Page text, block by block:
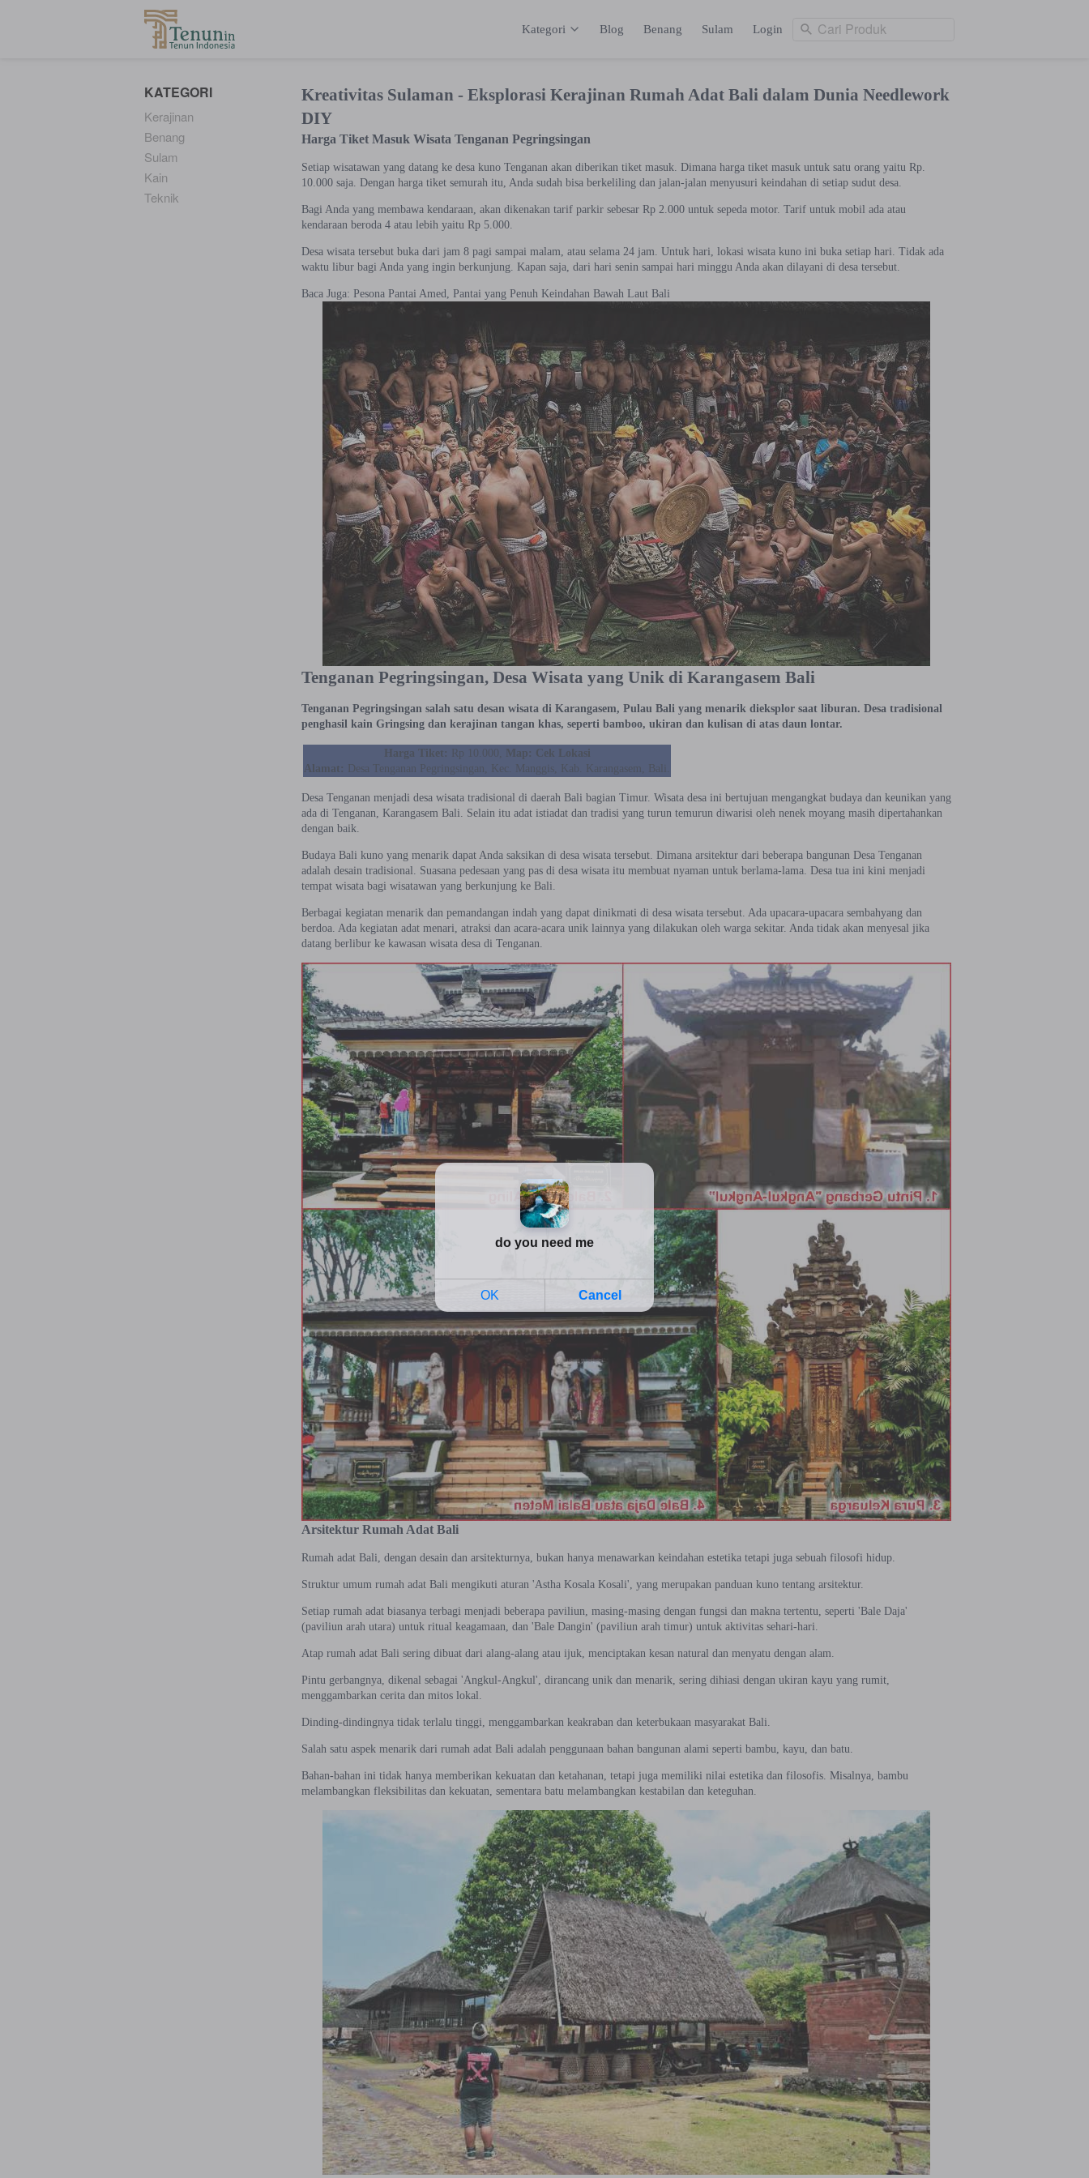
Kategori Blog Benang Sulam Login Cari Produk
KATEGORI
Kerajinan
Benang
Sulam
Kain
Teknik
Kreativitas Sulaman - Eksplorasi Kerajinan Rumah Adat Bali dalam Dunia Needlework
DIY
Harga Tiket Masuk Wisata Tenganan Pegringsingan
Setiap wisatawan yang datang ke desa kuno Tenganan akan diberikan tiket masuk. Dimana harga tiket masuk untuk satu orang yaitu Rp.
10.000 saja. Dengan harga tiket semurah itu, Anda sudah bisa berkeliling dan jalan-jalan menyusuri keindahan di setiap sudut desa.
Bagi Anda yang membawa kendaraan, akan dikenakan tarif parkir sebesar Rp 2.000 untuk sepeda motor. Tarif untuk mobil ada atau
kendaraan beroda 4 atau lebih yaitu Rp 5.000.
Desa wisata tersebut buka dari jam 8 pagi sampai malam, atau selama 24 jam. Untuk hari, lokasi wisata kuno ini buka setiap hari. Tidak ada
waktu libur bagi Anda yang ingin berkunjung. Kapan saja, dari hari senin sampai hari minggu Anda akan dilayani di desa tersebut.
Baca Juga: Pesona Pantai Amed, Pantai yang Penuh Keindahan Bawah Laut Bali
Tenganan Pegringsingan, Desa Wisata yang Unik di Karangasem Bali
Tenganan Pegringsingan salah satu desan wisata di Karangasem, Pulau Bali yang menarik dieksplor saat liburan. Desa tradisional
penghasil kain Gringsing dan kerajinan tangan khas, seperti bamboo, ukiran dan kulisan di atas daun lontar.
Harga Tiket: Rp 10.000, Map: Cek Lokasi
Alamat:
Desa Tenganan Pegringsingan, Kec. Manggis, Kab. Karangasem, Bali.
Desa Tenganan menjadi desa wisata tradisional di daerah Bali bagian Timur. Wisata desa ini bertujuan mengangkat budaya dan keunikan yang
ada di Tenganan, Karangasem Bali. Selain itu adat istiadat dan tradisi yang turun temurun diwarisi oleh nenek moyang masih dipertahankan
dengan baik.
Budaya Bali kuno yang menarik dapat Anda saksikan di desa wisata tersebut. Dimana arsitektur dari beberapa bangunan Desa Tenganan
adalah desain tradisional. Suasana pedesaan yang pas di desa wisata itu membuat nyaman untuk berlama-lama. Desa tua ini kini menjadi
tempat wisata bagi wisatawan yang berkunjung ke Bali.
Berbagai kegiatan menarik dan pemandangan indah yang dapat dinikmati di desa wisata tersebut. Ada upacara-upacara sembahyang dan
berdoa. Ada kegiatan adat menari, atraksi dan acara-acara unik lainnya yang dilakukan oleh warga sekitar. Anda tidak akan menyesal jika
datang berlibur ke kawasan wisata desa di Tenganan.
Arsitektur Rumah Adat Bali
Rumah adat Bali, dengan desain dan arsitekturnya, bukan hanya menawarkan keindahan estetika tetapi juga sebuah filosofi hidup.
Struktur umum rumah adat Bali mengikuti aturan 'Astha Kosala Kosali', yang merupakan panduan kuno tentang arsitektur.
Setiap rumah adat biasanya terbagi menjadi beberapa paviliun, masing-masing dengan fungsi dan makna tertentu, seperti 'Bale Daja'
(paviliun arah utara) untuk ritual keagamaan, dan 'Bale Dangin' (paviliun arah timur) untuk aktivitas sehari-hari.
Atap rumah adat Bali sering dibuat dari alang-alang atau ijuk, menciptakan kesan natural dan menyatu dengan alam.
Pintu gerbangnya, dikenal sebagai 'Angkul-Angkul', dirancang unik dan menarik, sering dihiasi dengan ukiran kayu yang rumit,
menggambarkan cerita dan mitos lokal.
Dinding-dindingnya tidak terlalu tinggi, menggambarkan keakraban dan keterbukaan masyarakat Bali.
Salah satu aspek menarik dari rumah adat Bali adalah penggunaan bahan bangunan alami seperti bambu, kayu, dan batu.
Bahan-bahan ini tidak hanya memberikan kekuatan dan ketahanan, tetapi juga memiliki nilai estetika dan filosofis. Misalnya, bambu
melambangkan fleksibilitas dan kekuatan, sementara batu melambangkan kestabilan dan keteguhan.